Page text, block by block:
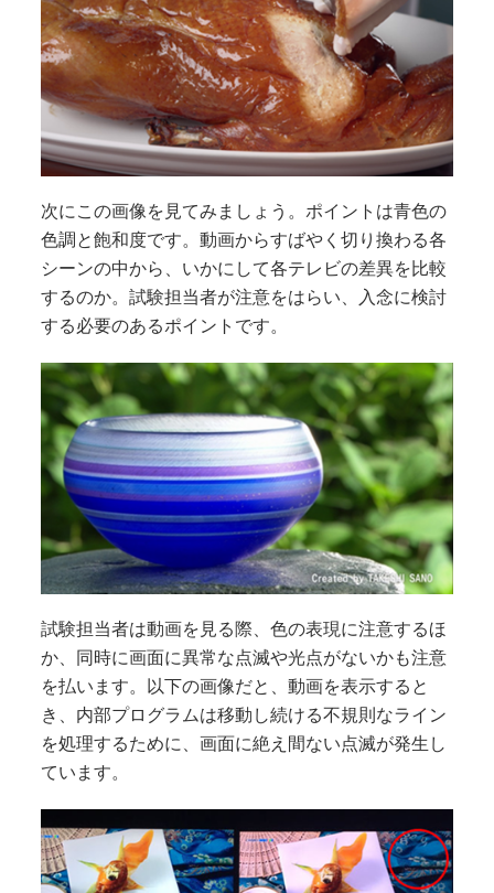
次にこの画像を見てみましょう。ポイントは青色の
色調と飽和度です。動画からすばやく切り換わる各
シーンの中から、いかにして各テレビの差異を比較
するのか。試験担当者が注意をはらい、入念に検討
する必要のあるポイントです。
試験担当者は動画を見る際、色の表現に注意するほ
か、同時に画面に異常な点滅や光点がないかも注意
を払います。以下の画像だと、動画を表示すると
き、内部プログラムは移動し続ける不規則なライン
を処理するために、画面に絶え間ない点滅が発生し
ています。